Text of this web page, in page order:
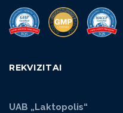
REKVIZITAI
UAB „Laktopolis“